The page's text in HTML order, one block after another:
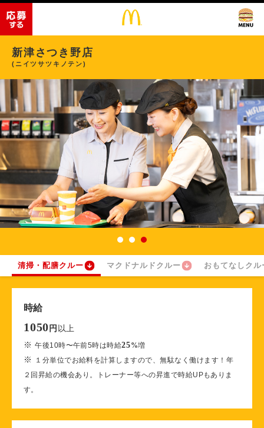
新津さつき野店
(ニイツサツキノテン)
清掃・配膳クルー マクドナルドクルー おもてなしクル
時給
1050 円 以上
※午後10時〜午前5時は時給25%増
※
１分単位でお給料を計算しますので、無駄なく働けます！年
２回昇給の機会あり。トレーナー等への昇進で時給UPもありま
す。